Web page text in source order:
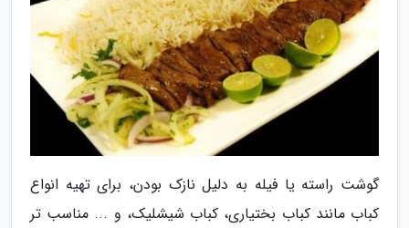
گوشت راسته یا فیله به دلیل نازک بودن، برای تهیه انواع
کباب مانند کباب بختیاری، کباب شیشلیک، و ... مناسب تر